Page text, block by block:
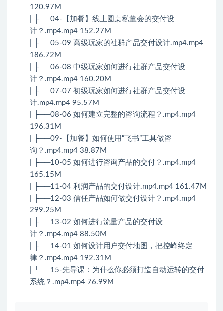
120.97M
| ├──04-【加餐】线上圆桌私董会的交付设
计？.mp4.mp4 152.27M
| ├──05-09 高级玩家的社群产品交付设计.mp4.mp4
186.72M
| ├──06-08 中级玩家如何进行社群产品交付设
计？.mp4.mp4 160.20M
| ├──07-07 初级玩家如何进行社群产品交付设
计.mp4.mp4 95.57M
| ├──08-06 如何建立完整的咨询流程？.mp4.mp4
196.31M
| ├──09-【加餐】如何使用“飞书”工具做咨
询？.mp4.mp4 38.87M
| ├──10-05 如何进行咨询产品的交付？.mp4.mp4
165.15M
| ├──11-04 利润产品的交付设计.mp4.mp4 161.47M
| ├──12-03 信任产品如何做交付设计？.mp4.mp4
299.25M
| ├──13-02 如何进行流量产品的交付设
计？.mp4.mp4 88.50M
| ├──14-01 如何设计用户交付地图，把控峰终定
律？.mp4.mp4 192.31M
| └──15-先导课：为什么你必须打造自动运转的交付
系统？.mp4.mp4 76.99M